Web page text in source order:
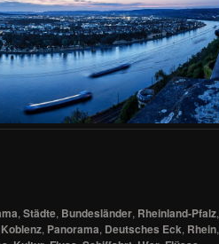
, Städte, Bundesländer, Rheinland-Pfalz,
Koblenz, Panorama, Deutsches Eck, Rhein,